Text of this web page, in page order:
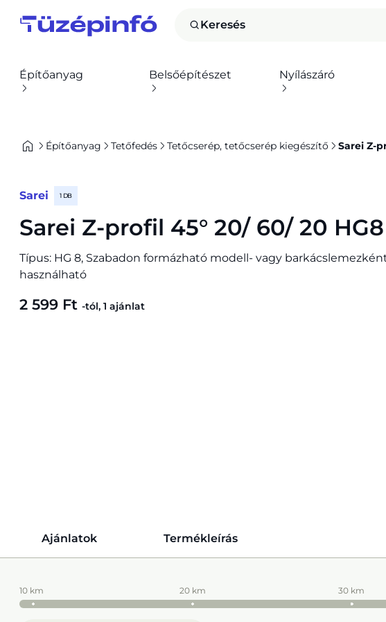
Keresés
Építőanyag Belsőépítészet Nyílászáró
Építőanyag Tetőfedés Tetőcserép, tetőcserép kiegészítő Sarei Z-
Sarei 1 DB
Sarei Z-profil 45° 20/ 60/ 20 HG8
Típus: HG 8, Szabadon formázható modell- vagy
használható
2 599 Ft -tól, 1 ajánlat
Ajánlatok Termékleírás
10 km 20 km 30 km